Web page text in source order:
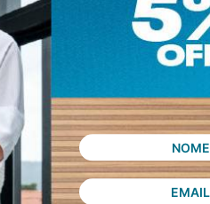
novidades e promoções da
Política de privacidade
Troca e Devolução